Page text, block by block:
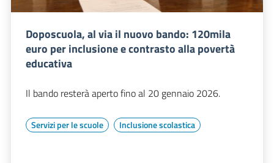
Doposcuola, al via il nuovo bando: 120mila
euro per inclusione e contrasto alla povertà
educativa
Il bando resterà aperto fino al 20 gennaio 2026.
Servizi per le scuole Inclusione scolastica